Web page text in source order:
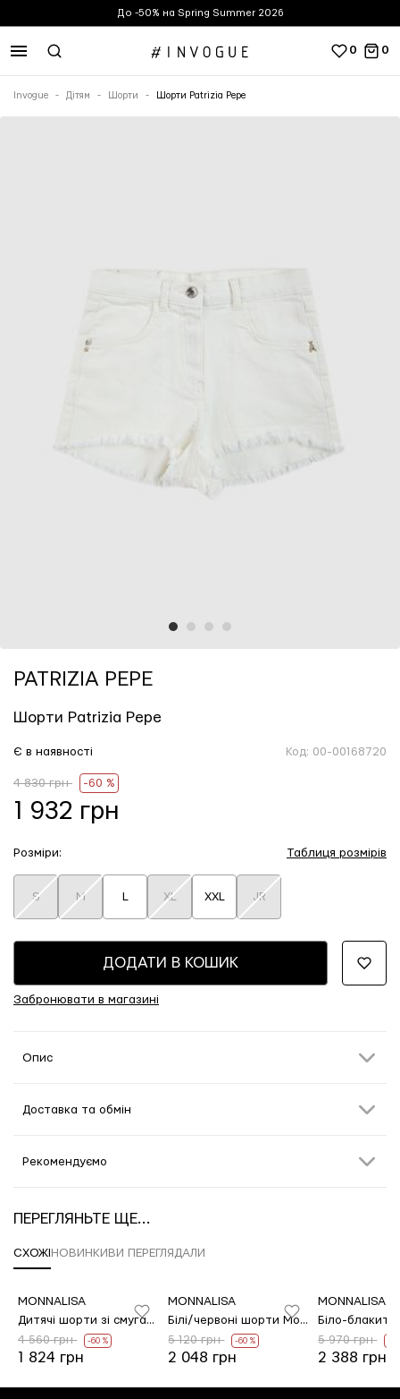
До -50% на Spring Summer 2026
0 0
Invogue Дітям Шорти Шорти Patrizia Pepe
PATRIZIA PEPE
Шорти Patrizia Pepe
Є в наявності Код: 00-00168720
4 830 грн -60 %
1 932 грн
Розміри:
S M L XL XXL JR
Таблиця розмірів
ДОДАТИ В КОШИК
Забронювати в магазині
Опис
Доставка та обмін
Рекомендуємо
ПЕРЕГЛЯНЬТЕ ЩЕ...
СХОЖІНОВИНКИВИ ПЕРЕГЛЯДАЛИ
MONNALISA
Дитячі шорти зі смугастими оборками Monnalisa
4 560 грн
-60 %
1 824 грн
MONNALISA
Білі/червоні шорти Monnalisa з бавовни
5 120 грн
-60 %
2 048 грн
MONNALISA
5 970 грн
2 388 грн